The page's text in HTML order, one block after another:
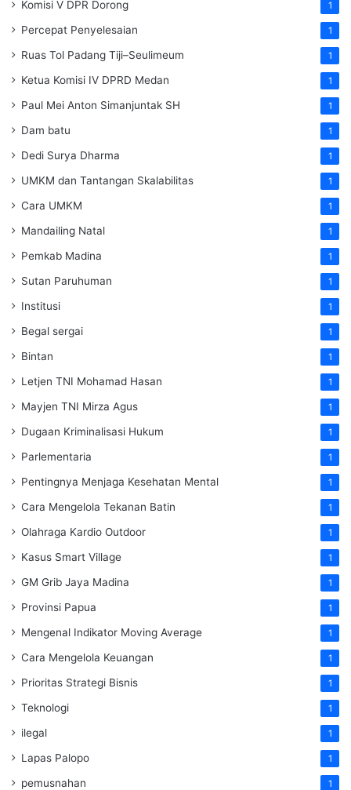
Komisi V DPR Dorong 1
Percepat Penyelesaian 1
Ruas Tol Padang Tiji–Seulimeum 1
Ketua Komisi IV DPRD Medan 1
Paul Mei Anton Simanjuntak SH 1
Dam batu 1
Dedi Surya Dharma 1
UMKM dan Tantangan Skalabilitas 1
Cara UMKM 1
Mandailing Natal 1
Pemkab Madina 1
Sutan Paruhuman 1
Institusi 1
Begal sergai 1
Bintan 1
Letjen TNI Mohamad Hasan 1
Mayjen TNI Mirza Agus 1
Dugaan Kriminalisasi Hukum 1
Parlementaria 1
Pentingnya Menjaga Kesehatan Mental 1
Cara Mengelola Tekanan Batin 1
Olahraga Kardio Outdoor 1
Kasus Smart Village 1
GM Grib Jaya Madina 1
Provinsi Papua 1
Mengenal Indikator Moving Average 1
Cara Mengelola Keuangan 1
Prioritas Strategi Bisnis 1
Teknologi 1
ilegal 1
Lapas Palopo 1
pemusnahan 1